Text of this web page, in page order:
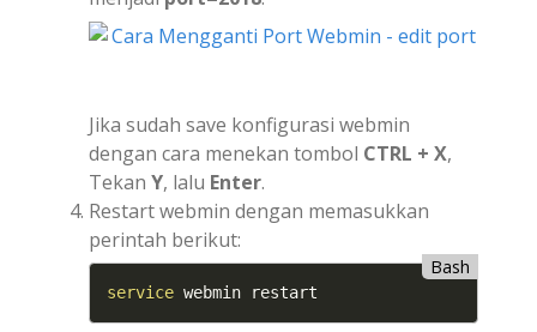
Jika sudah save konfigurasi webmin
dengan cara menekan tombol CTRL + X,
Tekan Y, lalu Enter.
Restart webmin dengan memasukkan
perintah berikut:
Bash
service webmin restart